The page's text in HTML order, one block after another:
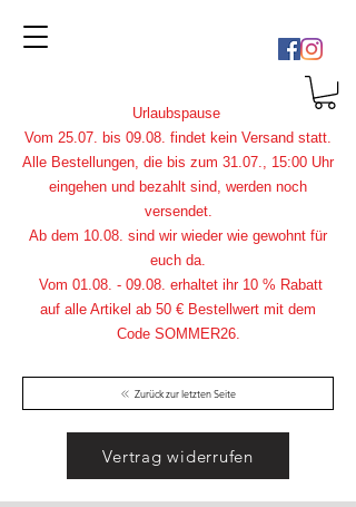
Zurück zur letzten Seite
Urlaubspause
Vom 25.07. bis 09.08. findet kein Versand statt.
Alle Bestellungen, die bis zum 31.07., 15:00 Uhr
eingehen und bezahlt sind, werden noch
versendet.
Ab dem 10.08. sind wir wieder wie gewohnt für
euch da.
Vom 01.08. - 09.08. erhaltet ihr 10 % Rabatt
auf alle Artikel ab 50 € Bestellwert mit dem
Code SOMMER26.
Vertrag widerrufen